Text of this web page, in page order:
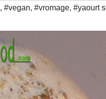
, #vegan, #vromage, #yaourt